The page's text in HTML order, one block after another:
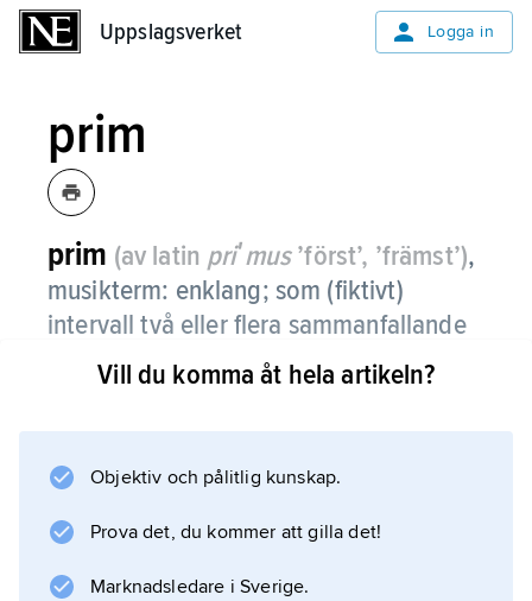
Uppslagsverket Logga in
prim
prim (av latin priʹmus’först’, ’främst’),
musikterm: enklang; som (fiktivt)
intervall två eller flera sammanfallande
toner.Vill du komma åt hela artikeln?
Objektiv och pålitlig kunskap.
Prova det, du kommer att gilla det!
Marknadsledare i Sverige.